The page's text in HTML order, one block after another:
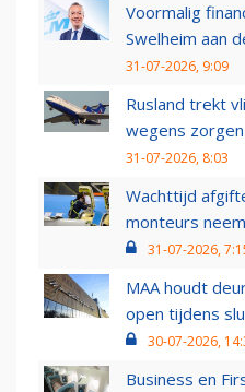
Voormalig
Swelheim aan
31-07-2026, 9:09
Rusland trekt
wegens
31-07-2026, 8:03
Wachttijd
monteurs
31-07-2026,
MAA houdt
open tijdens
30-07-2026,
Business en